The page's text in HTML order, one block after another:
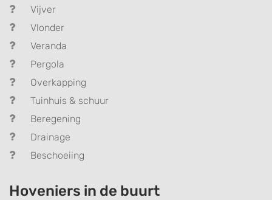
Vijver
Vlonder
Veranda
Pergola
Overkapping
Tuinhuis & schuur
Beregening
Drainage
Beschoeiing
Hoveniers in de buurt